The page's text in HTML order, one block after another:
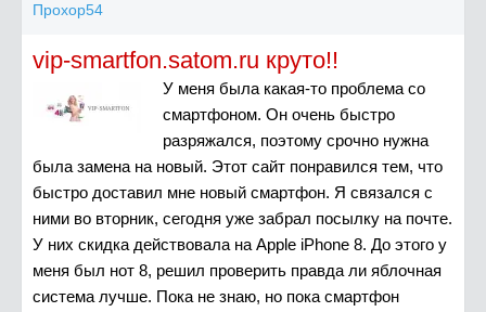
Прохор54
vip-smartfon.satom.ru круто!!
У меня была какая-то проблема со
смартфоном. Он очень быстро
разряжался, поэтому срочно нужна
была замена на новый. Этот сайт понравился тем, что
быстро доставил мне новый смартфон. Я связался с
ними во вторник, сегодня уже забрал посылку на почте.
У них скидка действовала на Apple iPhone 8. До этого у
меня был нот 8, решил проверить правда ли яблочная
система лучше. Пока не знаю, но пока смартфон